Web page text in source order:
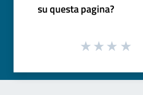
su questa pagina?